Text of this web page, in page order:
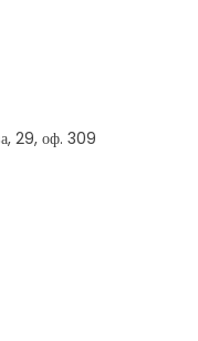
29, оф. 309